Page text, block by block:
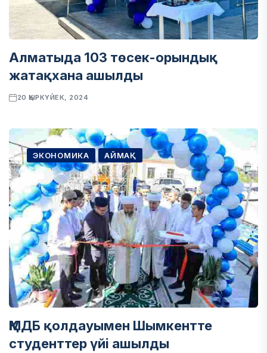
Алматыда 103 төсек-орындық
жатақхана ашылды
20 ҚЫРКҮЙЕК, 2024
ЭКОНОМИКА АЙМАҚ
ҚМДБ қолдауымен Шымкентте
студенттер үйі ашылды